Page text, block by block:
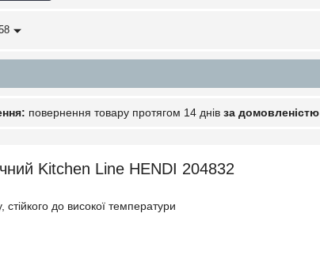
повернення товару протягом 14 днів за домовленістю
Kitchen Line HENDI 204832
до високої температури